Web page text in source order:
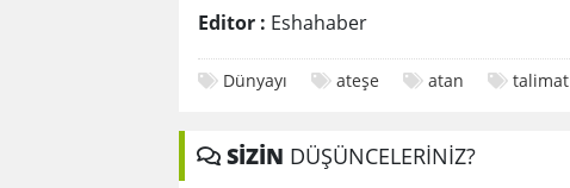
Editor : Eshahaber
Dünyayı ateşe atan talimat
SİZİN DÜŞÜNCELERİNİZ?